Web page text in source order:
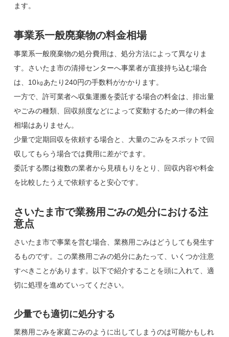
ます。
事業系一般廃棄物の料金相場
事業系一般廃棄物の処分費用は、処分方法によって異なりま
す。さいたま市の清掃センターへ事業者が直接持ち込む場合
は、10㎏あたり240円の手数料がかかります。
一方で、許可業者へ収集運搬を委託する場合の料金は、排出量
やごみの種類、回収頻度などによって変動するため一律の料金
相場はありません。
少量で定期回収を依頼する場合と、大量のごみをスポットで回
収してもらう場合では費用に差がでます。
委託する際は複数の業者から見積もりをとり、回収内容や料金
を比較したうえで依頼すると安心です。
さいたま市で業務用ごみの処分における注
意点
さいたま市で事業を営む場合、業務用ごみはどうしても発生す
るものです。この業務用ごみの処分にあたって、いくつか注意
すべきことがあります。以下で紹介することを頭に入れて、適
切に処理を進めていってください。
少量でも適切に処分する
業務用ごみを家庭ごみのように出してしまうのは可能かもしれ